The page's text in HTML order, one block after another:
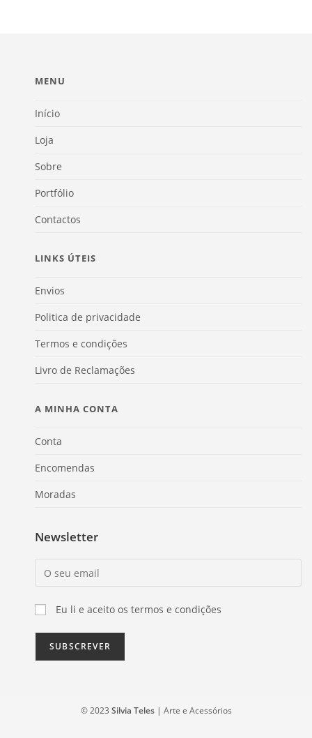
MENU
Início
Loja
Sobre
Portfólio
Contactos
LINKS ÚTEIS
Envios
Politica de privacidade
Termos e condições
Livro de Reclamações
A MINHA CONTA
Conta
Encomendas
Moradas
Newsletter
Eu li e aceito os termos e condições
© 2023 Silvia Teles| Arte e Acessórios